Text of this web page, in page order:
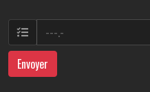
Envoyer